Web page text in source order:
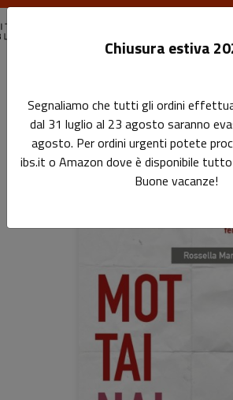
Tutti i Libri
Sfoglia la lista completa
Chiusura estiva
Segnaliamo che tutti gli ordini
dal 31 luglio al 23 agosto saranno
agosto. Per ordini urgenti potete
ibs.it o Amazon dove è disponibile
Buone vacanze!